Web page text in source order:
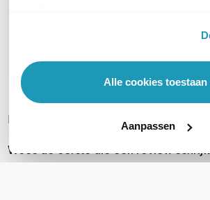
Alle cookies toestaan
Aanpassen
REVIEWS
Wees de eerste die een review schrijft!